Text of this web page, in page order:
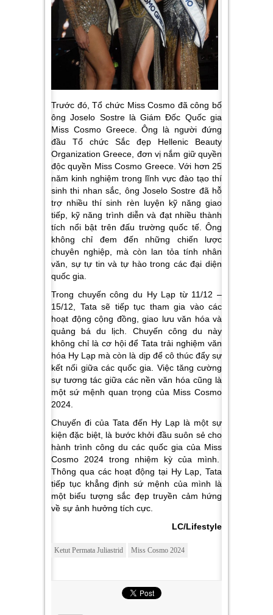
Trước đó, Tổ chức Miss Cosmo đã công bố
ông Joselo Sostre là Giám Đốc Quốc gia
Miss Cosmo Greece. Ông là người đứng
đầu Tổ chức Sắc đẹp Hellenic Beauty
Organization Greece, đơn vị nắm giữ quyền
độc quyền Miss Cosmo Greece. Với hơn 25
năm kinh nghiệm trong lĩnh vực đào tạo thí
sinh thi nhan sắc, ông Joselo Sostre đã hỗ
trợ nhiều thí sinh rèn luyện kỹ năng giao
tiếp, kỹ năng trình diễn và đạt nhiều thành
tích nổi bật trên đấu trường quốc tế. Ông
không chỉ đem đến những chiến lược
chuyên nghiệp, mà còn lan tỏa tính nhân
văn, sự tự tin và tự hào trong các đại diện
quốc gia.
Trong chuyến công du Hy Lạp từ 11/12 –
15/12, Tata sẽ tiếp tục tham gia vào các
hoạt động cộng đồng, giao lưu văn hóa và
quảng bá du lịch. Chuyến công du này
không chỉ là cơ hội để Tata trải nghiệm văn
hóa Hy Lạp mà còn là dịp để cô thúc đẩy sự
kết nối giữa các quốc gia. Việc tăng cường
sự tương tác giữa các nền văn hóa cũng là
một sứ mệnh quan trọng của Miss Cosmo
2024.
Chuyến đi của Tata đến Hy Lạp là một sự
kiện đặc biệt, là bước khởi đầu suôn sẻ cho
hành trình công du các quốc gia của Miss
Cosmo 2024 trong nhiệm kỳ của mình.
Thông qua các hoạt động tại Hy Lạp, Tata
tiếp tục khẳng định sứ mệnh của mình là
một biểu tượng sắc đẹp truyền cảm hứng
về sự ảnh hưởng tích cực.
LC/Lifestyle
Ketut Permata Juliastrid Miss Cosmo 2024